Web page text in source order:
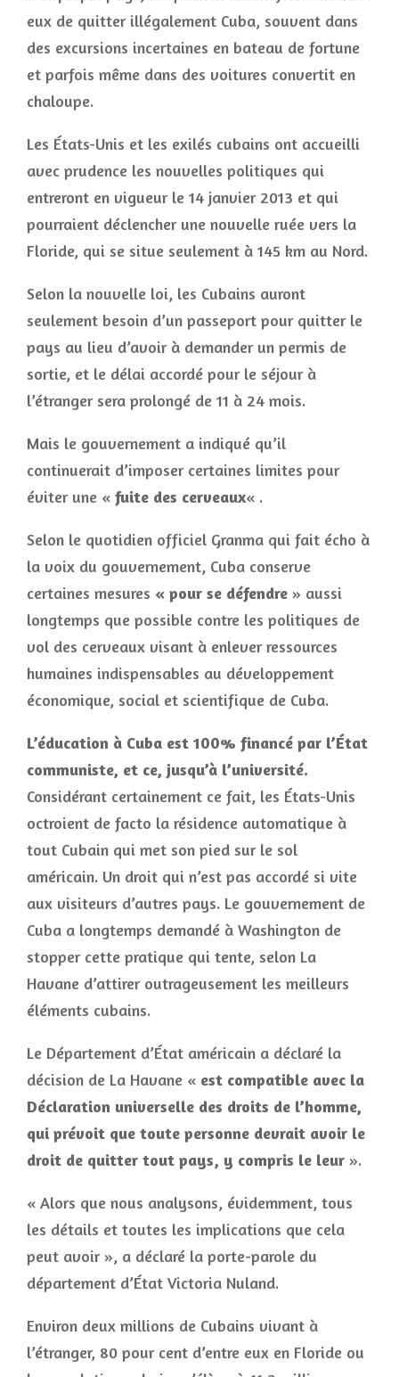
eux de quitter illégalement Cuba, souvent dans
des excursions incertaines en bateau de fortune
et parfois même dans des voitures convertit en
chaloupe.
Les États-Unis et les exilés cubains ont accueilli
avec prudence les nouvelles politiques qui
entreront en vigueur le 14 janvier 2013 et qui
pourraient déclencher une nouvelle ruée vers la
Floride, qui se situe seulement à 145 km au Nord.
Selon la nouvelle loi, les Cubains auront
seulement besoin d’un passeport pour quitter le
pays au lieu d’avoir à demander un permis de
sortie, et le délai accordé pour le séjour à
l’étranger sera prolongé de 11 à 24 mois.
Mais le gouvernement a indiqué qu’il
continuerait d’imposer certaines limites pour
éviter une « fuite des cerveaux« .
Selon le quotidien officiel Granma qui fait écho à
la voix du gouvernement, Cuba conserve
certaines mesures « pour se défendre » aussi
longtemps que possible contre les politiques de
vol des cerveaux visant à enlever ressources
humaines indispensables au développement
économique, social et scientifique de Cuba.
L’éducation à Cuba est 100% financé par l’État
communiste, et ce, jusqu’à l’université.
Considérant certainement ce fait, les États-Unis
octroient de facto la résidence automatique à
tout Cubain qui met son pied sur le sol
américain. Un droit qui n’est pas accordé si vite
aux visiteurs d’autres pays. Le gouvernement de
Cuba a longtemps demandé à Washington de
stopper cette pratique qui tente, selon La
Havane d’attirer outrageusement les meilleurs
éléments cubains.
Le Département d’État américain a déclaré la
décision de La Havane « est compatible avec la
Déclaration universelle des droits de l’homme,
qui prévoit que toute personne devrait avoir le
droit de quitter tout pays, y compris le leur ».
« Alors que nous analysons, évidemment, tous
les détails et toutes les implications que cela
peut avoir », a déclaré la porte-parole du
département d’État Victoria Nuland.
Environ deux millions de Cubains vivant à
l’étranger, 80 pour cent d’entre eux en Floride ou